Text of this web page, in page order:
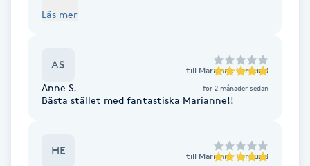
Faceliftmassage
Fettreducering
Läs mer
AS till Marianne Forslund
Anne S. för 2 månader sedan
Bästa stället med fantastiska Marianne!!
HE till Marianne Forslund